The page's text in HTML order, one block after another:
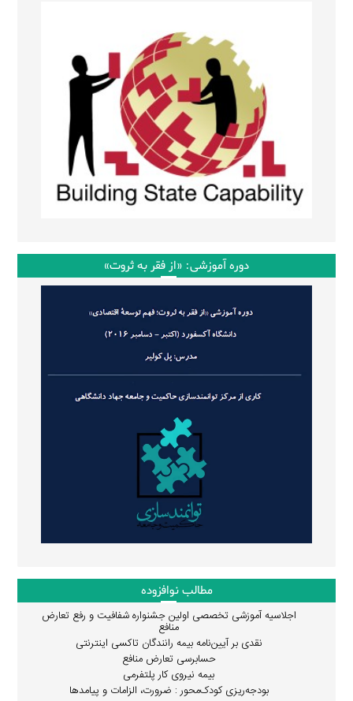
دوره آموزشی: «از فقر به ثروت»
مطالب نوافزوده
اجلاسیه آموزشی تخصصی اولین جشنواره شفافیت و رفع تعارض
منافع
نقدی بر آیین‌نامه بیمه رانندگان تاکسی اینترنتی
حسابرسی تعارض منافع
بیمه نیروی کار پلتفرمی
بودجه‌ریزی کودک‌محور : ضرورت، الزامات و پیامدها